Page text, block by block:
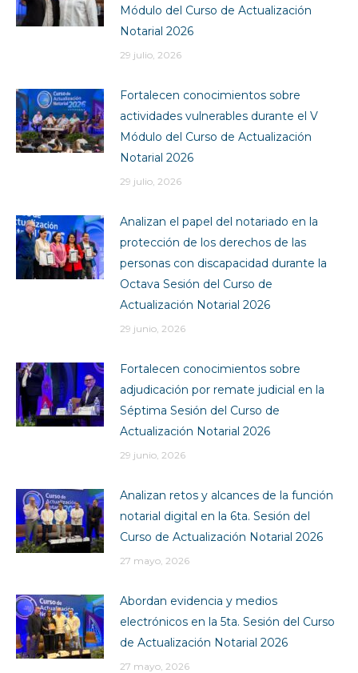
Módulo del Curso de Actualización
Notarial 2026
29 julio, 2026
Fortalecen conocimientos sobre
actividades vulnerables durante el V
Módulo del Curso de Actualización
Notarial 2026
29 julio, 2026
Analizan el papel del notariado en la
protección de los derechos de las
personas con discapacidad durante la
Octava Sesión del Curso de
Actualización Notarial 2026
29 junio, 2026
Fortalecen conocimientos sobre
adjudicación por remate judicial en la
Séptima Sesión del Curso de
Actualización Notarial 2026
29 junio, 2026
Analizan retos y alcances de la función
notarial digital en la 6ta. Sesión del
Curso de Actualización Notarial 2026
27 mayo, 2026
Abordan evidencia y medios
electrónicos en la 5ta. Sesión del Curso
de Actualización Notarial 2026
27 mayo, 2026